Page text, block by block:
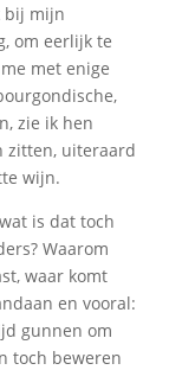
bij mijn
om eerlijk te
met enige
zie ik hen
zitten, uiteraard
wijn.
is dat toch
Waarom
waar komt
en vooral:
gunnen om
toch beweren